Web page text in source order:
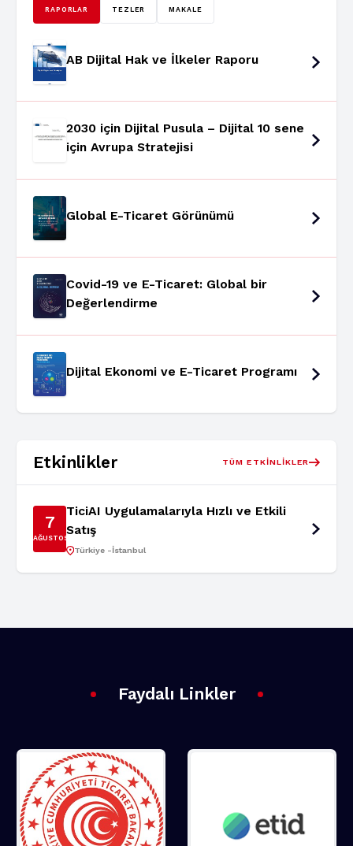
RAPORLAR TEZLER MAKALE
AB Dijital Hak ve İlkeler Raporu
2030 için Dijital Pusula – Dijital 10 sene
için Avrupa Stratejisi
Global E-Ticaret Görünümü
Covid-19 ve E-Ticaret: Global bir
Değerlendirme
Dijital Ekonomi ve E-Ticaret Programı
Etkinlikler TÜM ETKINLIKLER
7
AĞUSTOS
TiciAI Uygulamalarıyla Hızlı ve Etkili
Satış
Türkiye -İstanbul
Faydalı Linkler